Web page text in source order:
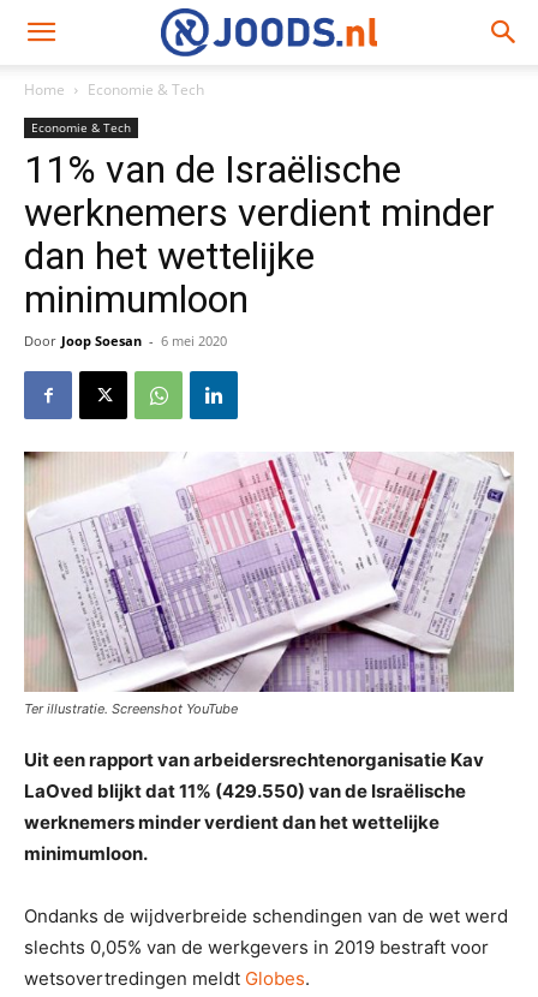
Home Economie & Tech
Economie & Tech
11% van de Israëlische
werknemers verdient minder
dan het wettelijke
minimumloon
Door Joop Soesan - 6 mei 2020
Ter illustratie. Screenshot YouTube
Uit een rapport van arbeidersrechtenorganisatie Kav
LaOved blijkt dat 11% (429.550) van de Israëlische
werknemers minder verdient dan het wettelijke
minimumloon.
Ondanks de wijdverbreide schendingen van de wet werd
slechts 0,05% van de werkgevers in 2019 bestraft voor
wetsovertredingen meldt Globes.